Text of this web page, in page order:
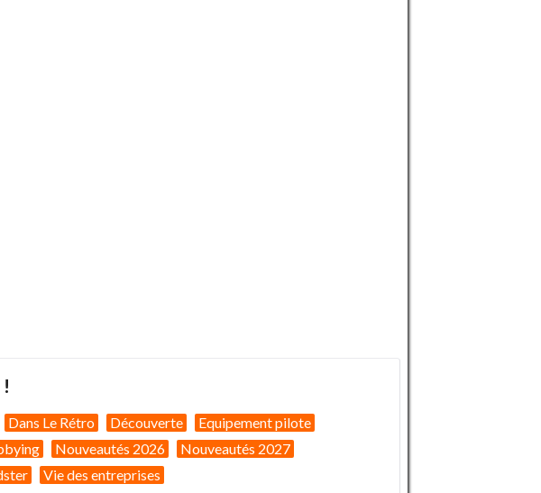
Dans Le Rétro Découverte
Equipement pilote
Nouveautés 2026
Nouveautés 2027
Vie des entreprises